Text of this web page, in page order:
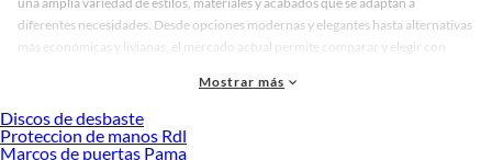
diferentes necesidades. Desde opciones modernas y elegantes hasta alternativas
más económicas y livianas, el mercado actual permite comparar y elegir con
su versatilidad y diseño contemporáneo. Permiten regular la entrada de luz
natural, protegen del sol y aportan un toque decorativo a terrazas y jardines.
Mostrar más
Discos de desbaste
Proteccion de manos Rdl
Marcos de puertas Pama